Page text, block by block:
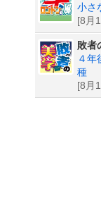
小さ
[8月
敗者
４年
種
[8月